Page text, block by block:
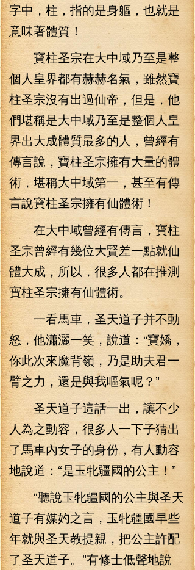
字中，柱，指的是身軀，也就是
意味著體質！
寶柱圣宗在大中域乃至是整
個人皇界都有赫赫名氣，雖然寶
柱圣宗沒有出過仙帝，但是，他
們堪稱是大中域乃至是整個人皇
界出大成體質最多的人，曾經有
傳言說，寶柱圣宗擁有大量的體
術，堪稱大中域第一，甚至有傳
言說寶柱圣宗擁有仙體術！
在大中域曾經有傳言，寶柱
圣宗曾經有幾位大賢差一點就仙
體大成，所以，很多人都在推測
寶柱圣宗擁有仙體術。
一看馬車，圣天道子并不動
怒，他瀟灑一笑，說道：“寶嬌，
你此次來魔背嶺，乃是助夫君一
臂之力，還是與我嘔氣呢？”
圣天道子這話一出，讓不少
人為之動容，很多人一下子猜出
了馬車內女子的身份，有人動容
地說道：“是玉牝疆國的公主！”
“聽說玉牝疆國的公主與圣天
道子有媒妁之言，玉牝疆國早些
年就與圣天教提親，把公主許配
了圣天道子。”有修士低聲地說